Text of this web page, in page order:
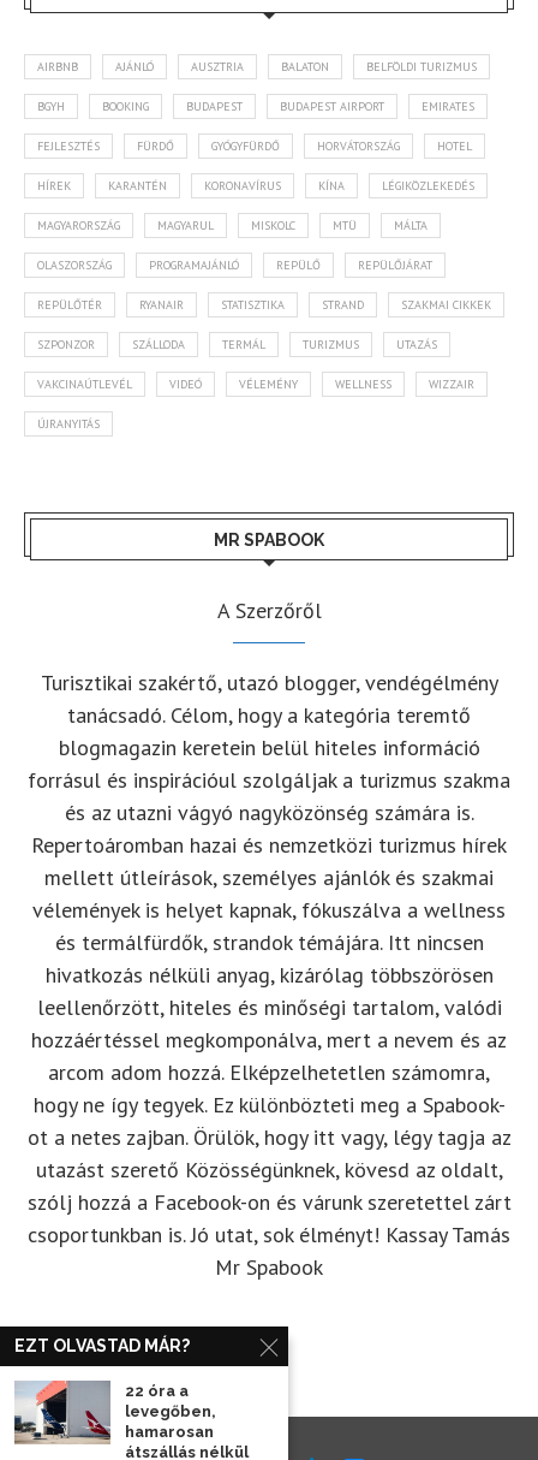
AIRBNB AJÁNLÓ AUSZTRIA BALATON BELFÖLDI TURIZMUS
BGYH BOOKING BUDAPEST BUDAPEST AIRPORT EMIRATES
FEJLESZTÉS FÜRDŐ GYÓGYFÜRDŐ HORVÁTORSZÁG HOTEL
HÍREK KARANTÉN KORONAVÍRUS KÍNA LÉGIKÖZLEKEDÉS
MAGYARORSZÁG MAGYARUL MISKOLC MTÜ MÁLTA
OLASZORSZÁG PROGRAMAJÁNLÓ REPÜLŐ REPÜLŐJÁRAT
REPÜLŐTÉR RYANAIR STATISZTIKA STRAND SZAKMAI CIKKEK
SZPONZOR SZÁLLODA TERMÁL TURIZMUS UTAZÁS
VAKCINAÚTLEVÉL VIDEÓ VÉLEMÉNY WELLNESS WIZZAIR
ÚJRANYITÁS
MR SPABOOK
A Szerzőről
Turisztikai szakértő, utazó blogger, vendégélmény
tanácsadó. Célom, hogy a kategória teremtő
blogmagazin keretein belül hiteles információ
forrásul és inspirációul szolgáljak a turizmus szakma
és az utazni vágyó nagyközönség számára is.
Repertoáromban hazai és nemzetközi turizmus hírek
mellett útleírások, személyes ajánlók és szakmai
vélemények is helyet kapnak, fókuszálva a wellness
és termálfürdők, strandok témájára. Itt nincsen
hivatkozás nélküli anyag, kizárólag többszörösen
leellenőrzött, hiteles és minőségi tartalom, valódi
hozzáértéssel megkomponálva, mert a nevem és az
arcom adom hozzá. Elképzelhetetlen számomra,
hogy ne így tegyek. Ez különbözteti meg a Spabook-
ot a netes zajban. Örülök, hogy itt vagy, légy tagja az
utazást szerető Közösségünknek, kövesd az oldalt,
szólj hozzá a Facebook-on és várunk szeretettel zárt
csoportunkban is. Jó utat, sok élményt! Kassay Tamás
Mr Spabook
EZT OLVASTAD MÁR?
22 óra a
levegőben,
hamarosan
átszállás nélkül